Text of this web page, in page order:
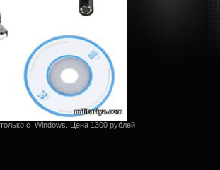
с Windows. Цена 1300 рублей